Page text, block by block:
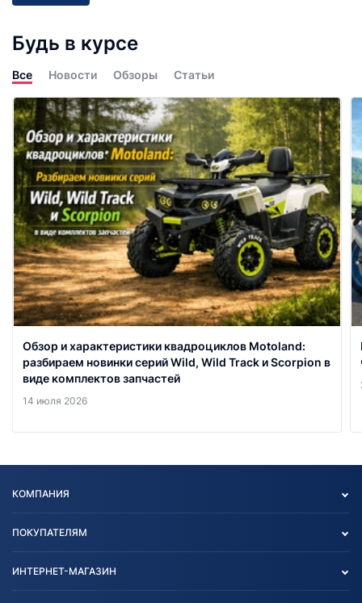
Будь в курсе
Все Новости Обзоры Статьи
Обзор и характеристики квадроциклов Motoland:
разбираем новинки серий Wild, Wild Track и Scorpion в
виде комплектов запчастей
14 июля 2026
КОМПАНИЯ
ПОКУПАТЕЛЯМ
ИНТЕРНЕТ-МАГАЗИН